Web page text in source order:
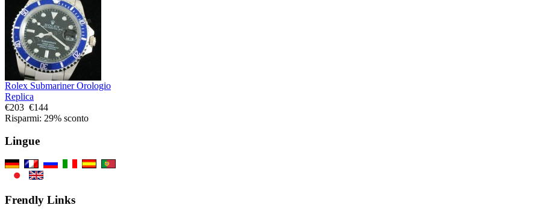
Rolex Submariner Orologio
Replica
€203 €144
Risparmi: 29% sconto
Lingue
Frendly Links